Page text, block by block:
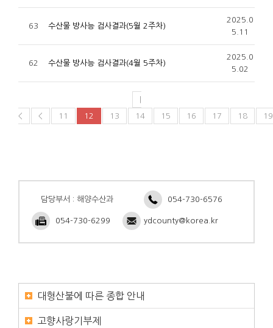
63 수산물 방사능 검사결과(5월 2주차)
2025.0
5.11
62 수산물 방사능 검사결과(4월 5주차)
2025.0
5.02
< < 11 12 13 14 15 16 17 18 19
담당부서 : 해양수산과 054-730-6576
054-730-6299 ydcounty@korea.kr
대형산불에 따른 종합 안내
고향사랑기부제